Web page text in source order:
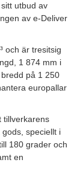
utbud av
av e-Deliver
och är tresitsig
1 874 mm i
på 1 250
europallar
tillverkarens
speciellt i
180 grader och
en